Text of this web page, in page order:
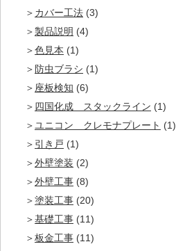
カバー工法 (3)
製品説明 (4)
色見本 (1)
防虫ブラシ (1)
座板検知 (6)
四国化成 スタックライン (1)
ユニコン クレモナプレート (1)
引き戸 (1)
外壁塗装 (2)
外壁工事 (8)
塗装工事 (20)
基礎工事 (11)
板金工事 (11)